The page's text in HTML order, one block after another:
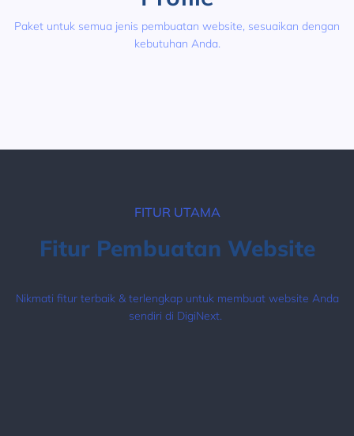
Paket untuk semua jenis pembuatan website, sesuaikan dengan
kebutuhan Anda.
FITUR UTAMA
Fitur Pembuatan Website
Nikmati fitur terbaik & terlengkap untuk membuat website Anda
sendiri di DigiNext.